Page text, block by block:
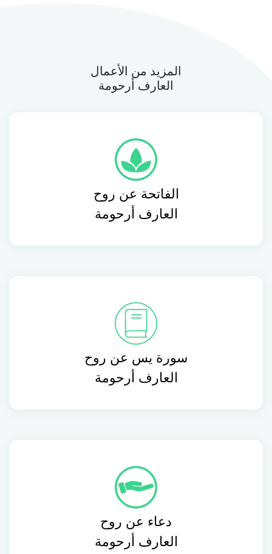
المزيد من الأعمال
العارف أرحومة
الفاتحة عن روح
العارف أرحومة
سورة يس عن روح
العارف أرحومة
دعاء عن روح
العارف أرحومة